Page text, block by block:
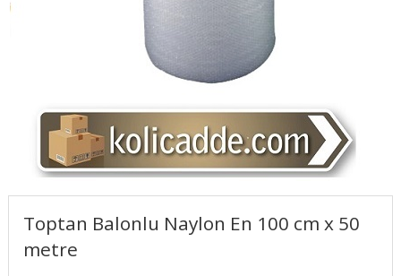
Toptan Balonlu Naylon En 100 cm x 50
metre